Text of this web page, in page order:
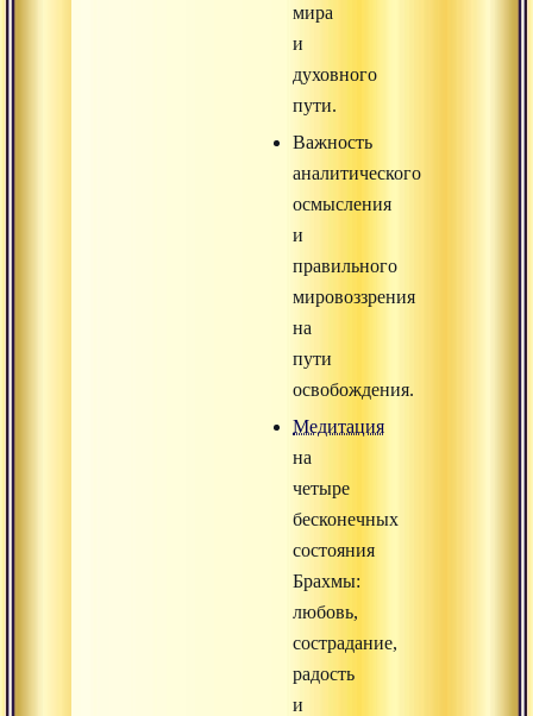
мира
и
духовного
пути.
Важность
аналитического
осмысления
и
правильного
мировоззрения
на
пути
освобождения.
Медитация
на
четыре
бесконечных
состояния
Брахмы:
любовь,
сострадание,
радость
и